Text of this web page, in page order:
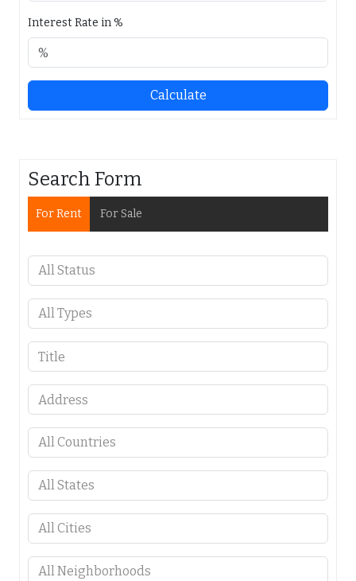
Interest Rate in %
Calculate
Search Form
For Rent For Sale